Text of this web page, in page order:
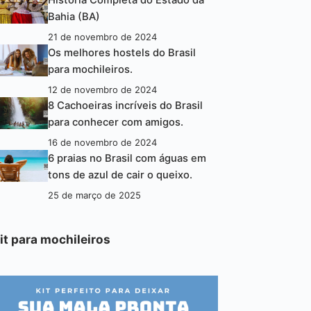
Bahia (BA)
21 de novembro de 2024
Os melhores hostels do Brasil
para mochileiros.
12 de novembro de 2024
8 Cachoeiras incríveis do Brasil
para conhecer com amigos.
16 de novembro de 2024
6 praias no Brasil com águas em
tons de azul de cair o queixo.
25 de março de 2025
para mochileiros